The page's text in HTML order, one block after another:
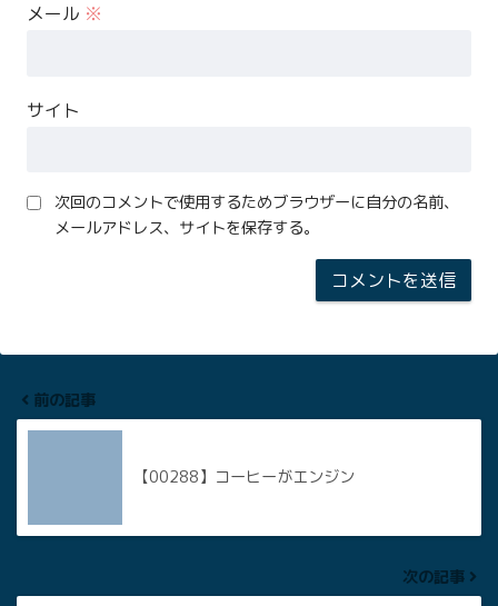
メール ※
サイト
次回のコメントで使用するためブラウザーに自分の名前、
メールアドレス、サイトを保存する。
前の記事
【00288】コーヒーがエンジン
次の記事